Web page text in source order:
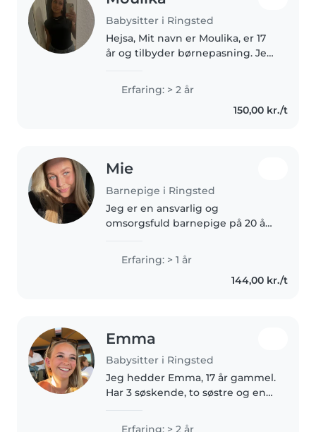
Babysitter i Ringsted
Hejsa, Mit navn er Moulika, er 17
år og tilbyder børnepasning. Jeg
at passe børn, da jeg førhen har
passet mine kusiner, så jeg er
Erfaring: > 2 år
150,00 kr./t
Mie
Barnepige i Ringsted
Jeg er en ansvarlig og
omsorgsfuld barnepige på 20 år
babyer, småbørn og
børnehavebørn. Jeg er
førstehjælpscertificeret og har
Erfaring: > 1 år
144,00 kr./t
Emma
Babysitter i Ringsted
Jeg hedder Emma, 17 år gammel.
Har 3 søskende, to søstre og en
år. Har passet og med med dem
Erfaring: > 2 år